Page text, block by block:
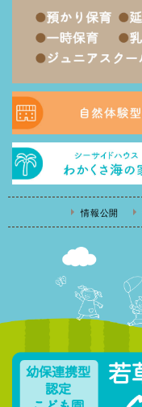
情報公開